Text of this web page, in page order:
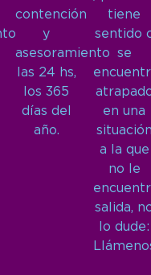
contención
y
asesoramiento
las 24 hs,
los 365
días del
año.
tiene
sentido
se
en una
situación
a la que
no le
salida,
lo dude: